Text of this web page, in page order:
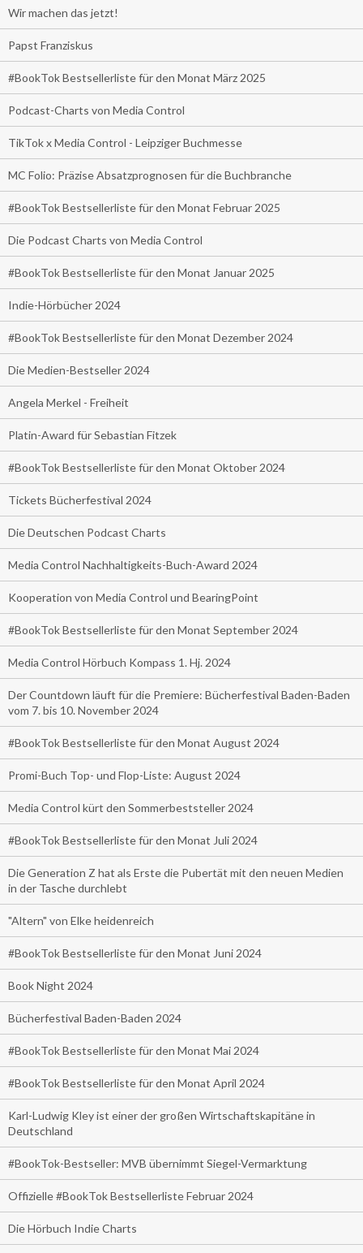
Wir machen das jetzt!
Papst Franziskus
#BookTok Bestsellerliste für den Monat März 2025
Podcast-Charts von Media Control
TikTok x Media Control - Leipziger Buchmesse
MC Folio: Präzise Absatzprognosen für die Buchbranche
#BookTok Bestsellerliste für den Monat Februar 2025
Die Podcast Charts von Media Control
#BookTok Bestsellerliste für den Monat Januar 2025
Indie-Hörbücher 2024
#BookTok Bestsellerliste für den Monat Dezember 2024
Die Medien-Bestseller 2024
Angela Merkel - Freiheit
Platin-Award für Sebastian Fitzek
#BookTok Bestsellerliste für den Monat Oktober 2024
Tickets Bücherfestival 2024
Die Deutschen Podcast Charts
Media Control Nachhaltigkeits-Buch-Award 2024
Kooperation von Media Control und BearingPoint
#BookTok Bestsellerliste für den Monat September 2024
Media Control Hörbuch Kompass 1. Hj. 2024
Der Countdown läuft für die Premiere: Bücherfestival Baden-Baden
vom 7. bis 10. November 2024
#BookTok Bestsellerliste für den Monat August 2024
Promi-Buch Top- und Flop-Liste: August 2024
Media Control kürt den Sommerbeststeller 2024
#BookTok Bestsellerliste für den Monat Juli 2024
Die Generation Z hat als Erste die Pubertät mit den neuen Medien
in der Tasche durchlebt
"Altern" von Elke heidenreich
#BookTok Bestsellerliste für den Monat Juni 2024
Book Night 2024
Bücherfestival Baden-Baden 2024
#BookTok Bestsellerliste für den Monat Mai 2024
#BookTok Bestsellerliste für den Monat April 2024
Karl-Ludwig Kley ist einer der großen Wirtschaftskapitäne in
Deutschland
#BookTok-Bestseller: MVB übernimmt Siegel-Vermarktung
Offizielle #BookTok Bestsellerliste Februar 2024
Die Hörbuch Indie Charts